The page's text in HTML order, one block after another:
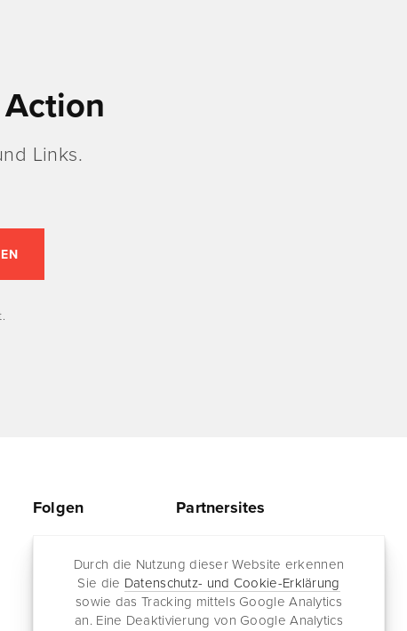
Durch die Nutzung dieser Website erkennen
Sie die Datenschutz- und Cookie-Erklärung
sowie das Tracking mittels Google Analytics
an. Eine Deaktivierung von Google Analytics
Links.
Folgen
Facebook
RSS-Feed
Newsletter
Partnersites
Jazz for me